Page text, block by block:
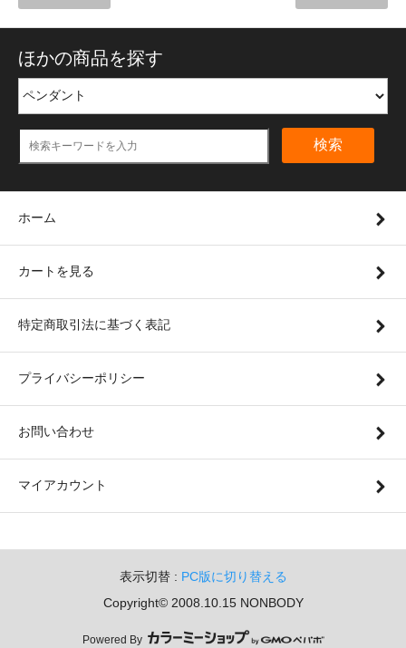
ほかの商品を探す
検索
ホーム
カートを見る
特定商取引法に基づく表記
プライバシーポリシー
お問い合わせ
マイアカウント
表示切替 : PC版に切り替える
Copyright© 2008.10.15 NONBODY
Powered By